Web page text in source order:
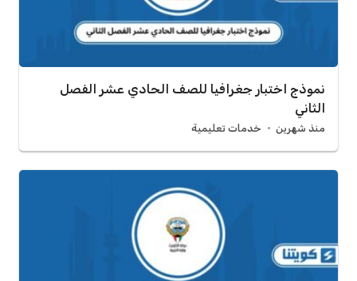
نموذج اختبار جغرافيا للصف الحادي عشر الفصل
الثاني
منذ شهرين خدمات تعليمية